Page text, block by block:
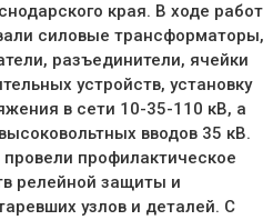
края. В ходе работ
силовые трансформаторы,
разъединители, ячейки
устройств, установку
в сети 10-35-110 кВ, а
вводов 35 кВ.
профилактическое
релейной защиты и
узлов и деталей. С